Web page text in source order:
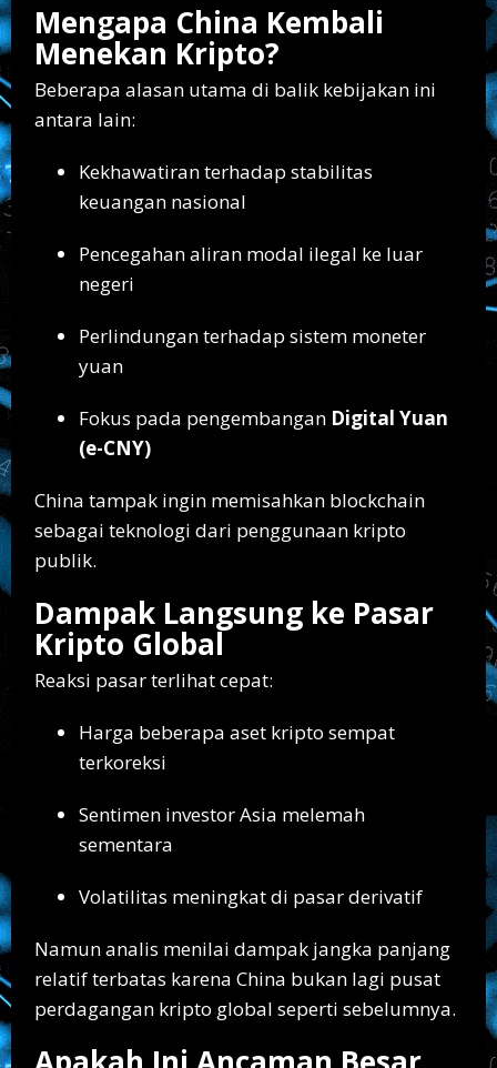
Mengapa China Kembali
Menekan Kripto?
Beberapa alasan utama di balik kebijakan ini
antara lain:
Kekhawatiran terhadap stabilitas
keuangan nasional
Pencegahan aliran modal ilegal ke luar
negeri
Perlindungan terhadap sistem moneter
yuan
Fokus pada pengembangan Digital Yuan
(e-CNY)
China tampak ingin memisahkan blockchain
sebagai teknologi dari penggunaan kripto
publik.
Dampak Langsung ke Pasar
Kripto Global
Reaksi pasar terlihat cepat:
Harga beberapa aset kripto sempat
terkoreksi
Sentimen investor Asia melemah
sementara
Volatilitas meningkat di pasar derivatif
Namun analis menilai dampak jangka panjang
relatif terbatas karena China bukan lagi pusat
perdagangan kripto global seperti sebelumnya.